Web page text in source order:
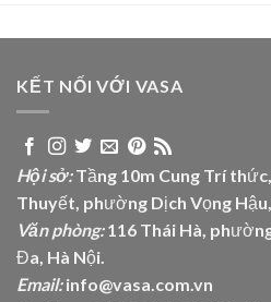
KẾT NỐI VỚI VASA
Hội sở:Tầng 10m Cung Trí
Thuyết, phường Dịch Vọng
Văn phòng:116 Thái Hà,
Đa, Hà Nội.
Email:info@vasa.com.vn